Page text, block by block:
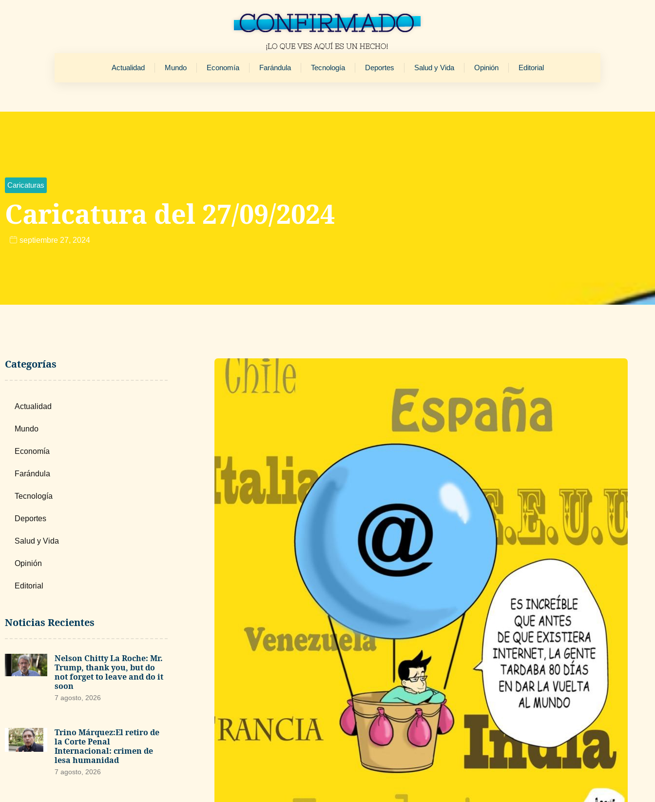
Actualidad Mundo Economía Farándula Tecnología Deportes Salud y Vida Opinión Editorial
Caricaturas
Caricatura del 27/09/2024
septiembre 27, 2024
Categorías
Actualidad
Mundo
Economía
Farándula
Tecnología
Deportes
Salud y Vida
Opinión
Editorial
Noticias Recientes
Nelson Chitty La Roche: Mr.
Trump, thank you, but do
not forget to leave and do it
soon
7 agosto, 2026
Trino Márquez:El retiro de
la Corte Penal
Internacional: crimen de
lesa humanidad
7 agosto, 2026